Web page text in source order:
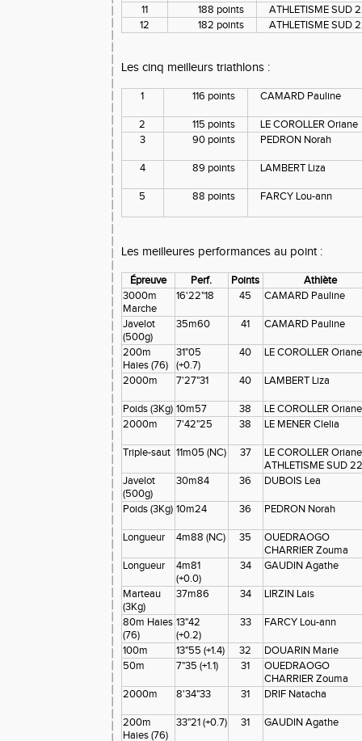
11
188 points
ATHLETISME SUD
12
182 points ATHLETISME SUD
Les cinq meilleurs triathlons :
1 116 points CAMARD Pauline
2 115 points
LE COROLLER Oriane
3
90 points PEDRON Norah
4 89 points LAMBERT Liza
5 88 points FARCY Lou-ann
Les meilleures performances au point :
Épreuve Perf. Points
Athlète
3000m
Marche
16'22"18 45 CAMARD Pauline
Javelot
(500g)
35m60 41 CAMARD Pauline
200m
Haies (76)
31"05
(+0.7)
40 LE COROLLER Oriane
2000m 7'27"31 40 LAMBERT Liza
Poids (3Kg) 10m57 38
LE COROLLER Oriane
2000m
7'42"25 38 LE MENER Clelia
Triple-saut 11m05 (NC) 37
LE COROLLER Oriane
ATHLETISME SUD 22
Javelot
(500g)
30m84 36 DUBOIS Lea
Poids (3Kg) 10m24 36 PEDRON Norah
Longueur 4m88 (NC) 35
OUEDRAOGO
CHARRIER Zouma
Longueur
4m81
(+0.0)
34 GAUDIN Agathe
Marteau
(3Kg)
37m86 34 LIRZIN Lais
80m Haies
(76)
13"42
(+0.2)
33 FARCY Lou-ann
100m 13"55 (+1.4) 32
DOUARIN Marie
50m
7"35 (+1.1) 31
OUEDRAOGO
CHARRIER Zouma
2000m
8'34"33 31 DRIF Natacha
200m
Haies (76)
33"21 (+0.7) 31 GAUDIN Agathe